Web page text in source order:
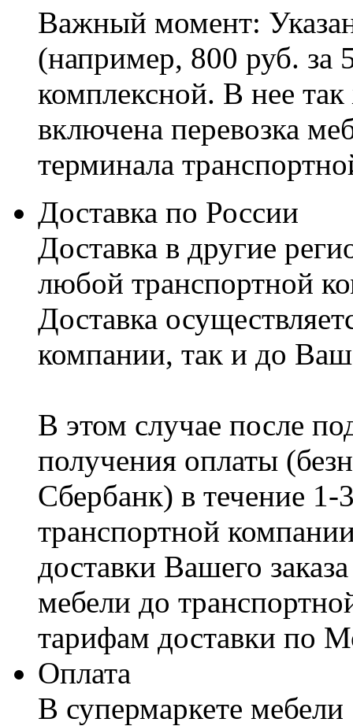
Важный момент:
(например, 800 руб. за
комплексной. В нее
включена перевозка
терминала
Доставка по России
Доставка в другие
любой транспортной
Доставка
компании, так и до
В этом случае после
получения оплаты
Сбербанк) в течение
транспортной
доставки Вашего
мебели до
тарифам доставки по
Оплата
В супермаркете